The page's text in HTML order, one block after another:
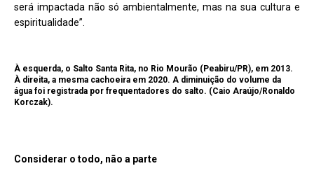
será impactada não só ambientalmente, mas na sua cultura e
espiritualidade”.
À esquerda, o Salto Santa Rita, no Rio Mourão (Peabiru/PR), em 2013.
À direita, a mesma cachoeira em 2020. A diminuição do volume da
água foi registrada por frequentadores do salto. (Caio Araújo/Ronaldo
Korczak).
Considerar o todo, não a parte